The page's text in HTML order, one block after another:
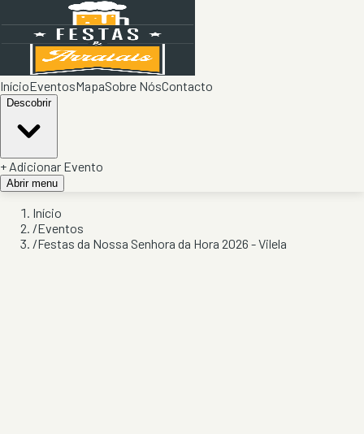
InícioEventosMapaSobre NósContacto
Descobrir
+ Adicionar Evento
Abrir menu
Início
/Eventos
/Festas da Nossa Senhora da Hora 2026 - Vilela